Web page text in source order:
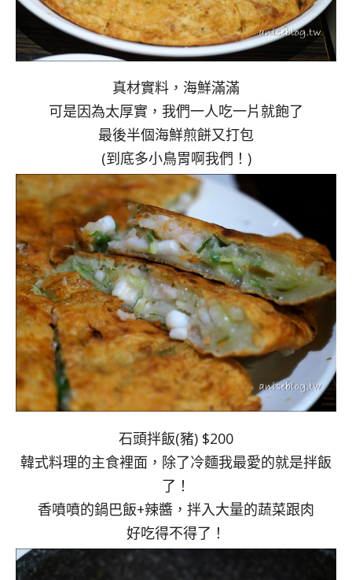
真材實料，海鮮滿滿
可是因為太厚實，我們一人吃一片就飽了
最後半個海鮮煎餅又打包
(到底多小鳥胃啊我們！)
石頭拌飯(豬) $200
韓式料理的主食裡面，除了冷麵我最愛的就是拌飯
了！
香噴噴的鍋巴飯+辣醬，拌入大量的蔬菜跟肉
好吃得不得了！